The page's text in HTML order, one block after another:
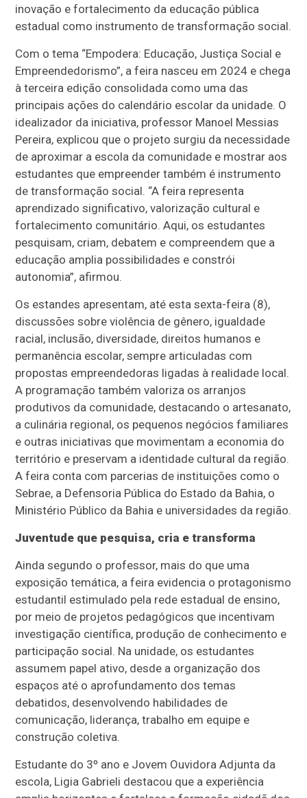
inovação e fortalecimento da educação pública
estadual como instrumento de transformação social.
Com o tema “Empodera: Educação, Justiça Social e
Empreendedorismo”, a feira nasceu em 2024 e chega
à terceira edição consolidada como uma das
principais ações do calendário escolar da unidade. O
idealizador da iniciativa, professor Manoel Messias
Pereira, explicou que o projeto surgiu da necessidade
de aproximar a escola da comunidade e mostrar aos
estudantes que empreender também é instrumento
de transformação social. “A feira representa
aprendizado significativo, valorização cultural e
fortalecimento comunitário. Aqui, os estudantes
pesquisam, criam, debatem e compreendem que a
educação amplia possibilidades e constrói
autonomia”, afirmou.
Os estandes apresentam, até esta sexta-feira (8),
discussões sobre violência de gênero, igualdade
racial, inclusão, diversidade, direitos humanos e
permanência escolar, sempre articuladas com
propostas empreendedoras ligadas à realidade local.
A programação também valoriza os arranjos
produtivos da comunidade, destacando o artesanato,
a culinária regional, os pequenos negócios familiares
e outras iniciativas que movimentam a economia do
território e preservam a identidade cultural da região.
A feira conta com parcerias de instituições como o
Sebrae, a Defensoria Pública do Estado da Bahia, o
Ministério Público da Bahia e universidades da região.
Juventude que pesquisa, cria e transforma
Ainda segundo o professor, mais do que uma
exposição temática, a feira evidencia o protagonismo
estudantil estimulado pela rede estadual de ensino,
por meio de projetos pedagógicos que incentivam
investigação científica, produção de conhecimento e
participação social. Na unidade, os estudantes
assumem papel ativo, desde a organização dos
espaços até o aprofundamento dos temas
debatidos, desenvolvendo habilidades de
comunicação, liderança, trabalho em equipe e
construção coletiva.
Estudante do 3º ano e Jovem Ouvidora Adjunta da
escola, Ligia Gabrieli destacou que a experiência